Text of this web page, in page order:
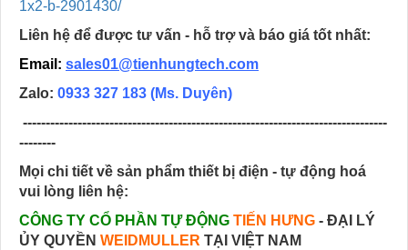
1x2-b-2901430/
Liên hệ để được tư vấn - hỗ trợ và báo giá tốt nhất:
Email: sales01@tienhungtech.com
Zalo: 0933 327 183 (Ms. Duyên)
--------------------------------------------------------------------------------
--------
Mọi chi tiết về sản phẩm thiết bị điện - tự động hoá
vui lòng liên hệ:
CÔNG TY CỔ PHẦN TỰ ĐỘNG TIẾN HƯNG - ĐẠI LÝ
ỦY QUYỀN WEIDMULLER TẠI VIỆT NAM